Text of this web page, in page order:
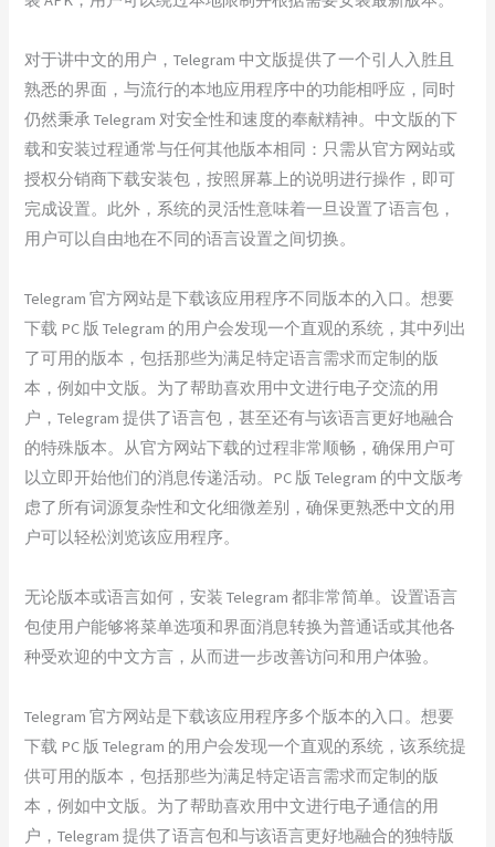
对于讲中文的用户，Telegram 中文版提供了一个引人入胜且
熟悉的界面，与流行的本地应用程序中的功能相呼应，同时
仍然秉承 Telegram 对安全性和速度的奉献精神。中文版的下
载和安装过程通常与任何其他版本相同：只需从官方网站或
授权分销商下载安装包，按照屏幕上的说明进行操作，即可
完成设置。此外，系统的灵活性意味着一旦设置了语言包，
用户可以自由地在不同的语言设置之间切换。
Telegram 官方网站是下载该应用程序不同版本的入口。想要
下载 PC 版 Telegram 的用户会发现一个直观的系统，其中列出
了可用的版本，包括那些为满足特定语言需求而定制的版
本，例如中文版。为了帮助喜欢用中文进行电子交流的用
户，Telegram 提供了语言包，甚至还有与该语言更好地融合
的特殊版本。从官方网站下载的过程非常顺畅，确保用户可
以立即开始他们的消息传递活动。PC 版 Telegram 的中文版考
虑了所有词源复杂性和文化细微差别，确保更熟悉中文的用
户可以轻松浏览该应用程序。
无论版本或语言如何，安装 Telegram 都非常简单。设置语言
包使用户能够将菜单选项和界面消息转换为普通话或其他各
种受欢迎的中文方言，从而进一步改善访问和用户体验。
Telegram 官方网站是下载该应用程序多个版本的入口。想要
下载 PC 版 Telegram 的用户会发现一个直观的系统，该系统提
供可用的版本，包括那些为满足特定语言需求而定制的版
本，例如中文版。为了帮助喜欢用中文进行电子通信的用
户，Telegram 提供了语言包和与该语言更好地融合的独特版